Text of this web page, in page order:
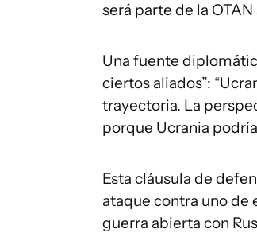
será parte de la
Una fuente
ciertos aliados”:
trayectoria. La
porque Ucrania
Esta cláusula de
ataque contra uno de
guerra abierta con